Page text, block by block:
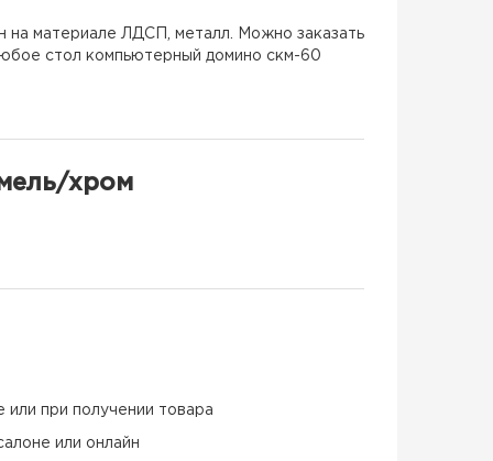
на материале ЛДСП, металл. Можно заказать
стол компьютерный домино скм-60
хром
или при получении товара
или онлайн